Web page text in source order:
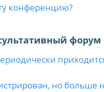
конференцию?
форум
но больше